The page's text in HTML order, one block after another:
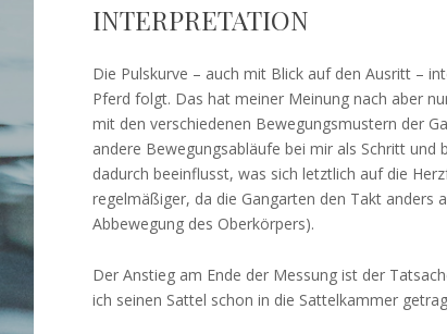
INTERPRETATION
Die Pulskurve – auch mit Blick auf den Ausritt –
Pferd folgt. Das hat meiner Meinung nach aber
mit den verschiedenen Bewegungsmustern der
andere Bewegungsabläufe bei mir als Schritt
dadurch beeinflusst, was sich letztlich auf die
regelmäßiger, da die Gangarten den Takt anders
Abbewegung des Oberkörpers).
Der Anstieg am Ende der Messung ist der
ich seinen Sattel schon in die Sattelkammer